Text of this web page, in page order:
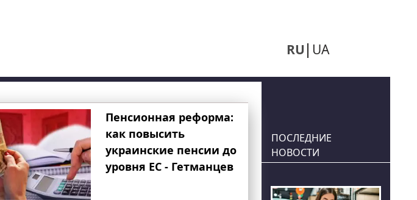
RU UA
Пенсионная реформа:
как повысить
украинские пенсии до
уровня ЕС - Гетманцев
ПОСЛЕДНИЕ
НОВОСТИ